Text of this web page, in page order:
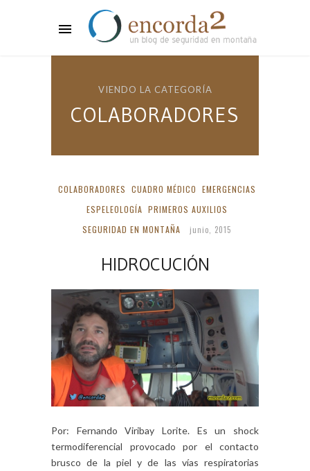
VIENDO LA CATEGORÍA
COLABORADORES
COLABORADORES CUADRO MÉDICO EMERGENCIAS
ESPELEOLOGÍA PRIMEROS AUXILIOS
SEGURIDAD EN MONTAÑA
junio, 2015
HIDROCUCIÓN
Por: Fernando Viribay Lorite. Es un shock
termodiferencial provocado por el contacto
brusco de la piel y de las vías respiratorias